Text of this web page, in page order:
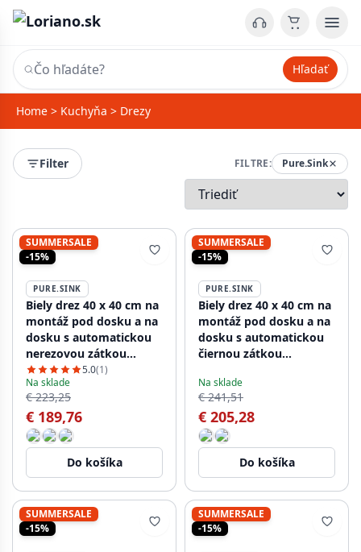
Hľadať
Home > Kuchyňa > Drezy
Filter FILTRE: Pure.Sink
SUMMERSALE
-15%
PURE.SINK
Biely drez 40 x 40 cm na
montáž pod dosku a na
dosku s automatickou
nerezovou zátkou
12089718915.0(1)
Na sklade
€ 223,25
€ 189,76
Do košíka
SUMMERSALE
-15%
PURE.SINK
Biely drez 40 x 40 cm na
montáž pod dosku a na
dosku s automatickou
čiernou zátkou
Na sklade
€ 241,51
€ 205,28
Do košíka
SUMMERSALE
-15%
SUMMERSALE
-15%